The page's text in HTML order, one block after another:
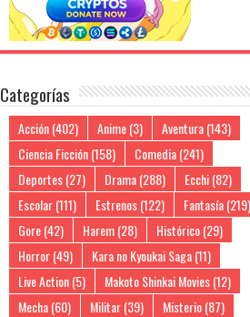
Categorías
Acción(402) Anime(3) Aventura(143)
Ciencia Ficción(158) Comedia(241)
Deportes(27) Drama(288) Ecchi(82)
Escolar(111) Estrenos(122) Fantasía(219)
Gore(42) Harem(28) Histórico(29)
Horror(49) Kara no Kyoukai Saga(11)
Live Action(5) Makoto Shinkai Movies(12)
Mecha(60) Militar(39) Misterio(87)